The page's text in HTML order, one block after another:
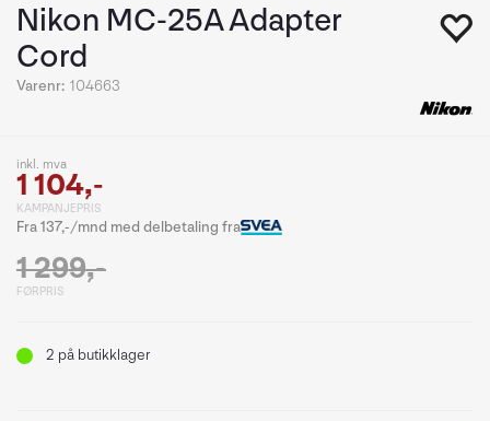
Nikon MC-25A Adapter
Cord
Varenr: 104663
inkl. mva
1 104,-
KAMPANJEPRIS
Fra 137,-/mnd med delbetaling fra
1 299,-
FØRPRIS
2 på butikklager